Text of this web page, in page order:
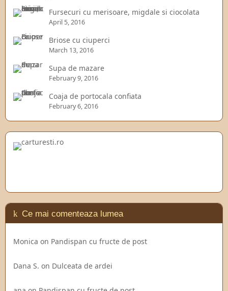
Fursecuri cu merisoare, migdale si ciocolata
April 5, 2016
Briose cu ciuperci
March 13, 2016
Supa de mazare
February 9, 2016
Coaja de portocala confiata
February 6, 2016
Ce mai comenteaza lumea
Monica on Pandispan cu fructe de post
Dana S. on Dulceata de ardei